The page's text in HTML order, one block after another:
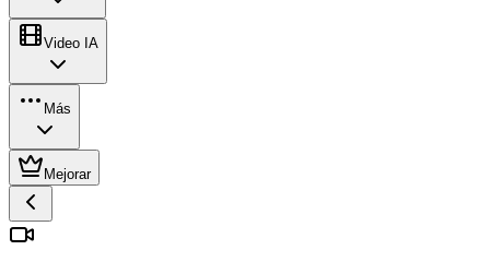
Video IA
Más
Mejorar